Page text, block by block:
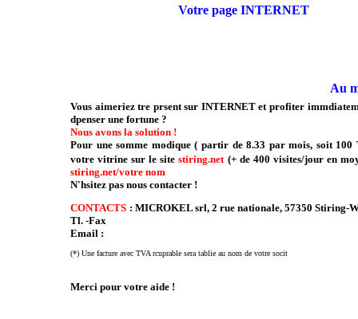
Votre page INTERNET
Au
Vous aimeriez tre prsent sur INTERNET et profiter
dpenser une fortune ?
Nous avons la solution !
Pour une somme modique ( partir de 8.33 par mois, soit
votre vitrine sur le site stiring.net (+ de 400 visites/jour en
stiring.net/votre nom
N'hsitez pas nous contacter !
CONTACTS : MICROKEL srl, 2 rue nationale, 57350 Stiring-
Tl. -Fax
Email :
(*) Une facture avec TVA rcuprable sera tablie au nom de votre socit
Merci pour votre